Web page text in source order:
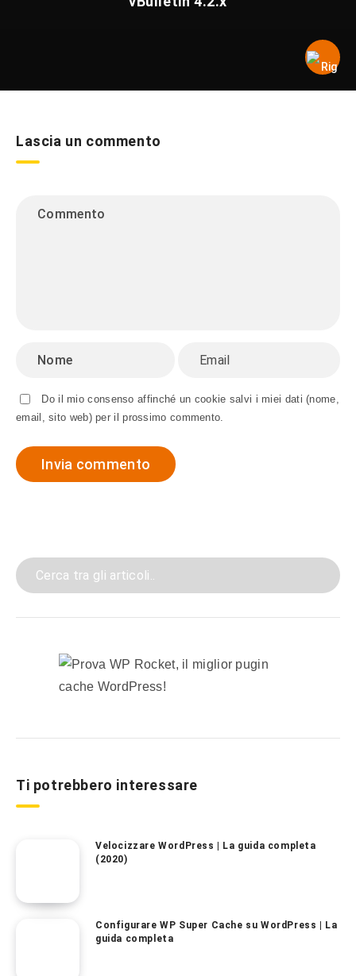
Lascia un commento
Do il mio consenso affinché un cookie salvi i miei dati (nome,
email, sito web) per il prossimo commento.
Ti potrebbero interessare
Velocizzare WordPress | La guida completa
(2020)
Configurare WP Super Cache su WordPress | La
guida completa